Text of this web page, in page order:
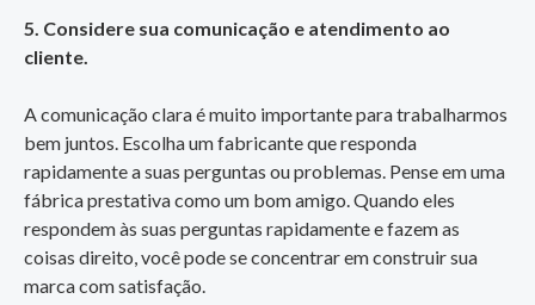
5. Considere sua comunicação e atendimento ao
cliente.
A comunicação clara é muito importante para trabalharmos
bem juntos. Escolha um fabricante que responda
rapidamente a suas perguntas ou problemas. Pense em uma
fábrica prestativa como um bom amigo. Quando eles
respondem às suas perguntas rapidamente e fazem as
coisas direito, você pode se concentrar em construir sua
marca com satisfação.